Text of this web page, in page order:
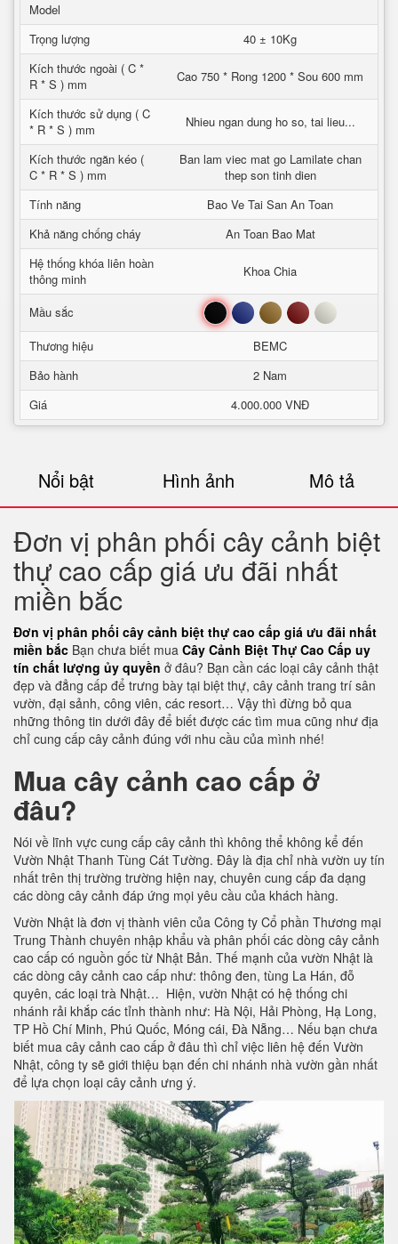
Model
Trọng lượng
40 ± 10Kg
Kích thước ngoài ( C *
R * S ) mm
Cao 750 * Rong 1200 * Sou 600 mm
Kích thước sử dụng ( C
* R * S ) mm
Nhieu ngan dung ho so, tai lieu...
Kích thước ngăn kéo (
C * R * S ) mm
Ban lam viec mat go Lamilate chan
thep son tinh dien
Tính năng
Bao Ve Tai San An Toan
Khả năng chống cháy
An Toan Bao Mat
Hệ thống khóa liên hoàn
thông minh
Khoa Chia
Mầu sắc Đen Xanh Nâu Đỏ Trắng
Thương hiệu
BEMC
Bảo hành
2 Nam
Giá
4.000.000 VNĐ
Nổi bật Hình ảnh Mô tả
Đơn vị phân phối cây cảnh biệt
thự cao cấp giá ưu đãi nhất
miền bắc
Đơn vị phân phối cây cảnh biệt thự cao cấp giá ưu đãi nhất
miền bắc Bạn chưa biết mua Cây Cảnh Biệt Thự Cao Cấp uy
tín chất lượng ủy quyền ở đâu? Bạn cần các loại cây cảnh thật
đẹp và đẳng cấp để trưng bày tại biệt thự, cây cảnh trang trí sân
vườn, đại sảnh, công viên, các resort… Vậy thì đừng bỏ qua
những thông tin dưới đây để biết được các tìm mua cũng như địa
chỉ cung cấp cây cảnh đúng với nhu cầu của mình nhé!
Mua cây cảnh cao cấp ở
đâu?
Nói về lĩnh vực cung cấp cây cảnh thì không thể không kể đến
Vườn Nhật Thanh Tùng Cát Tường. Đây là địa chỉ nhà vườn uy tín
nhất trên thị trường trường hiện nay, chuyên cung cấp đa dạng
các dòng cây cảnh đáp ứng mọi yêu cầu của khách hàng.
Vườn Nhật là đơn vị thành viên của Công ty Cổ phần Thương mại
Trung Thành chuyên nhập khẩu và phân phối các dòng cây cảnh
cao cấp có nguồn gốc từ Nhật Bản. Thế mạnh của vườn Nhật là
các dòng cây cảnh cao cấp như: thông đen, tùng La Hán, đỗ
quyên, các loại trà Nhật… Hiện, vườn Nhật có hệ thống chi
nhánh rải khắp các tỉnh thành như: Hà Nội, Hải Phòng, Hạ Long,
TP Hồ Chí Minh, Phú Quốc, Móng cái, Đà Nẵng… Nếu bạn chưa
biết mua cây cảnh cao cấp ở đâu thì chỉ việc liên hệ đến Vườn
Nhật, công ty sẽ giới thiệu bạn đến chi nhánh nhà vườn gần nhất
để lựa chọn loại cây cảnh ưng ý.